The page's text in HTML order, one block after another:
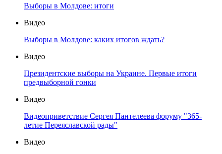
Выборы в Молдове: итоги
Видео
Выборы в Молдове: каких итогов ждать?
Видео
Президентские выборы на Украине. Первые итоги
предвыборной гонки
Видео
Видеоприветствие Сергея Пантелеева форуму "365-
летие Переяславской рады"
Видео